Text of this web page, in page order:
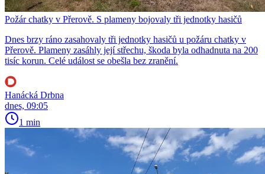
Požár chatky v Přerově. S plameny bojovaly tři jednotky hasičů
Dnes brzy ráno zasahovaly tři jednotky hasičů u požáru chatky v
Přerově. Plameny zasáhly její střechu, škoda byla odhadnuta na 200
tisíc korun. Celé událost se obešla bez zranění.
Hanácká Drbna
dnes, 09:05
1 min